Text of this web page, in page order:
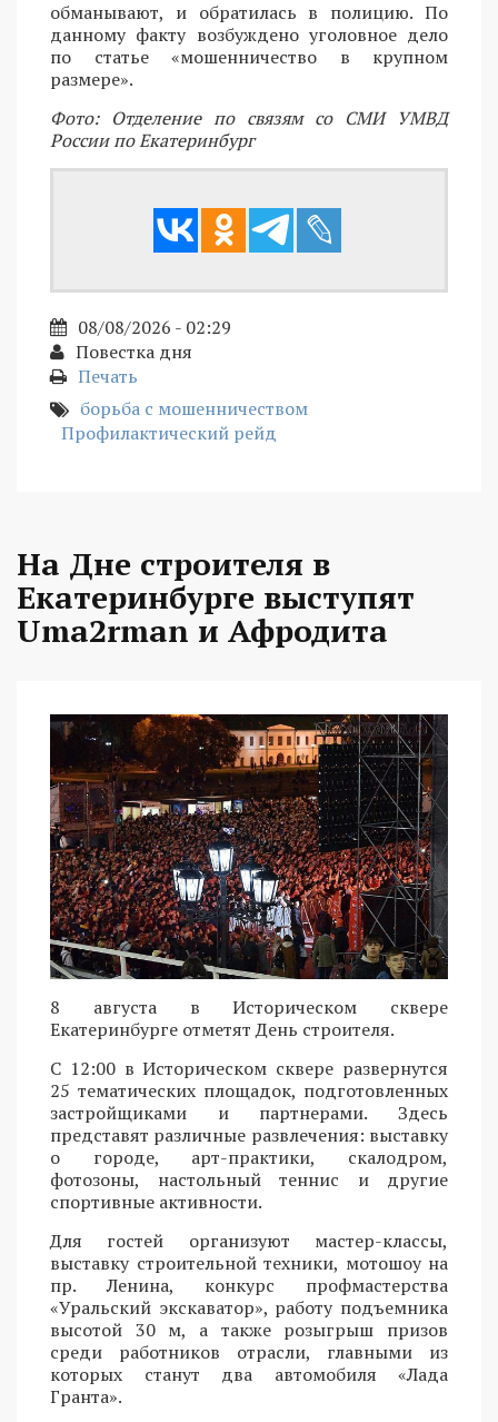
обманывают, и обратилась в полицию. По
данному факту возбуждено уголовное дело
по статье «мошенничество в крупном
размере».
Фото: Отделение по связям со СМИ УМВД
России по Екатеринбург
08/08/2026 - 02:29
Повестка дня
Печать
борьба с мошенничеством
Профилактический рейд
На Дне строителя в
Екатеринбурге выступят
Uma2rman и Афродита
8 августа в Историческом сквере
Екатеринбурге отметят День строителя.
С 12:00 в Историческом сквере развернутся
25 тематических площадок, подготовленных
застройщиками и партнерами. Здесь
представят различные развлечения: выставку
о городе, арт-практики, скалодром,
фотозоны, настольный теннис и другие
спортивные активности.
Для гостей организуют мастер-классы,
выставку строительной техники, мотошоу на
пр. Ленина, конкурс профмастерства
«Уральский экскаватор», работу подъемника
высотой 30 м, а также розыгрыш призов
среди работников отрасли, главными из
которых станут два автомобиля «Лада
Гранта».